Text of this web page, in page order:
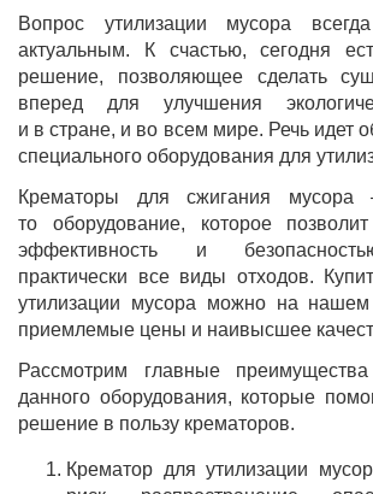
Вопрос утилизации мусора
актуальным. К счастью, сегодня
решение, позволяющее сделать
вперед для улучшения
и в стране, и во всем мире. Речь идет
специального оборудования для
Крематоры для сжигания
то оборудование, которое
эффективность и
практически все виды отходов.
утилизации мусора можно на
приемлемые цены и наивысшее
Рассмотрим главные преимущества
данного оборудования, которые
решение в пользу крематоров.
Крематор для утилизации